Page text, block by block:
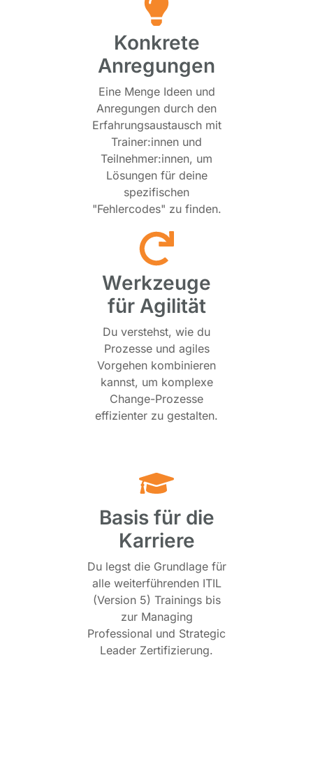
Konkrete
Anregungen
Eine Menge Ideen und
Anregungen durch den
Erfahrungsaustausch mit
Trainer:innen und
Teilnehmer:innen, um
Lösungen für deine
spezifischen
"Fehlercodes" zu finden.
Werkzeuge
für Agilität
Du verstehst, wie du
Prozesse und agiles
Vorgehen kombinieren
kannst, um komplexe
Change-Prozesse
effizienter zu gestalten.
Basis für die
Karriere
Du legst die Grundlage für
alle weiterführenden ITIL
(Version 5) Trainings bis
zur Managing
Professional und Strategic
Leader Zertifizierung.